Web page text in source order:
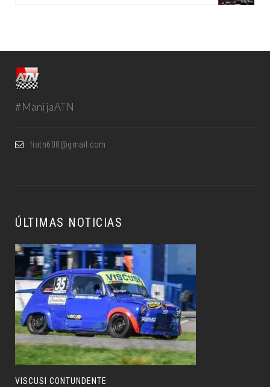
#ManijaATN
fiatn600@gmail.com
ÚLTIMAS NOTICIAS
VISCUSI CONTUNDENTE